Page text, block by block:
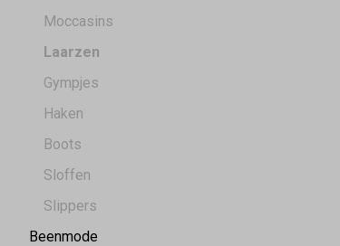
Moccasins
Laarzen
Gympjes
Haken
Boots
Sloffen
Slippers
Beenmode